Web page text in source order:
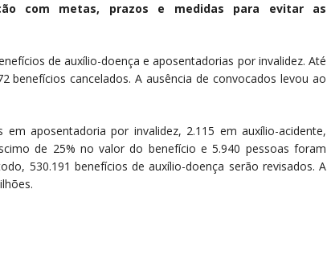
com metas, prazos e medidas para evitar as
de auxílio-doença e aposentadorias por invalidez. Até
benefícios cancelados. A ausência de convocados levou ao
aposentadoria por invalidez, 2.115 em auxílio-acidente,
de 25% no valor do benefício e 5.940 pessoas foram
530.191 benefícios de auxílio-doença serão revisados. A